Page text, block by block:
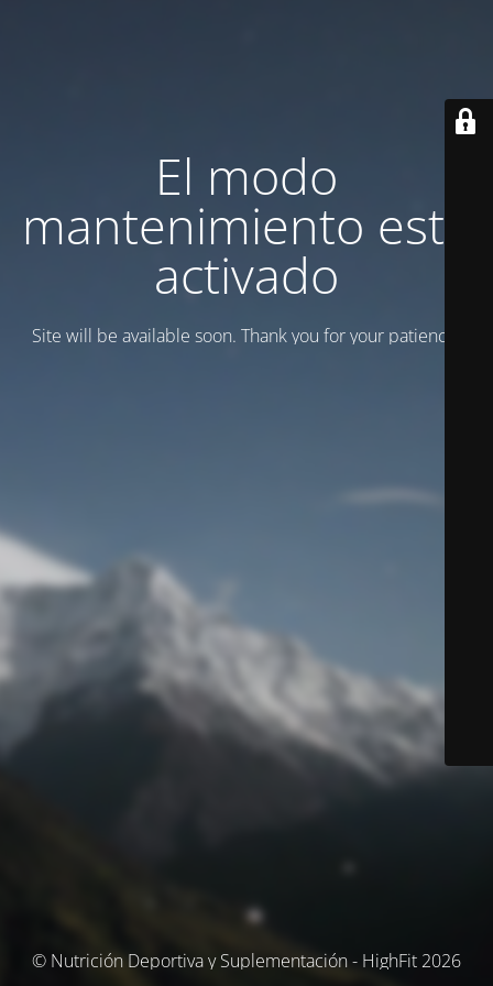
El modo
mantenimiento está
activado
Site will be available soon. Thank you for your patience!
© Nutrición Deportiva y Suplementación - HighFit 2026